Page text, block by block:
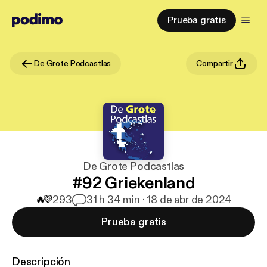
Prueba gratis
De Grote Podcastlas Compartir
De Grote Podcastlas
#92 Griekenland
🔥💜293 31 h 34 min · 18 de abr de 2024
Prueba gratis
Descripción